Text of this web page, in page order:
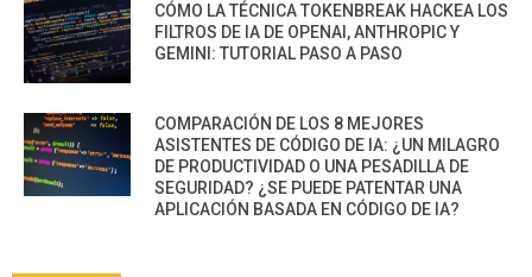
CÓMO LA TÉCNICA TOKENBREAK HACKEA LOS
FILTROS DE IA DE OPENAI, ANTHROPIC Y
GEMINI: TUTORIAL PASO A PASO
COMPARACIÓN DE LOS 8 MEJORES
ASISTENTES DE CÓDIGO DE IA: ¿UN MILAGRO
DE PRODUCTIVIDAD O UNA PESADILLA DE
SEGURIDAD? ¿SE PUEDE PATENTAR UNA
APLICACIÓN BASADA EN CÓDIGO DE IA?